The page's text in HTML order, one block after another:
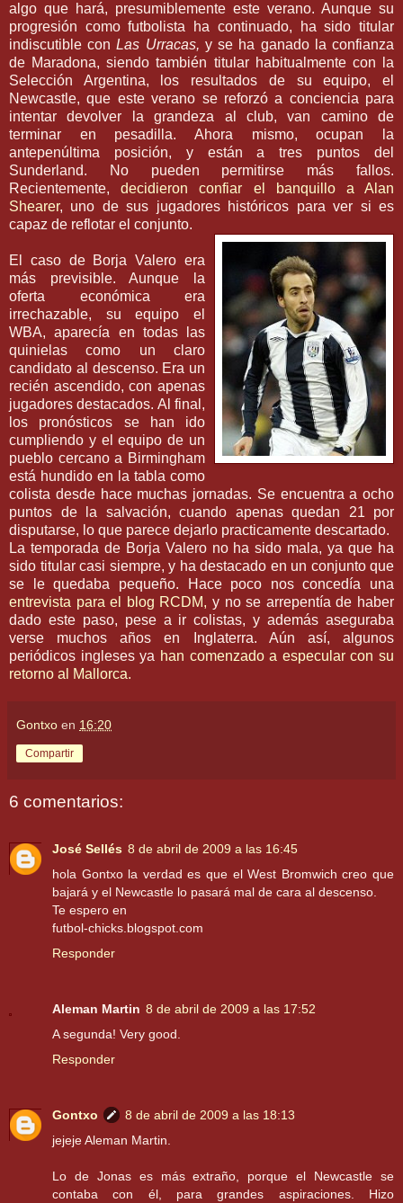
algo que hará, presumiblemente este verano. Aunque su
progresión como futbolista ha continuado, ha sido titular
indiscutible conLas Urracas, y se ha ganado la confianza
de Maradona, siendo también titular habitualmente con la
Selección Argentina, los resultados de su equipo, el
Newcastle, que este verano se reforzó a conciencia para
intentar devolver la grandeza al club, van camino de
terminar en pesadilla. Ahora mismo, ocupan la
antepenúltima posición, y están a tres puntos del
Sunderland. No pueden permitirse más fallos.
Recientemente,decidieron confiar el banquillo aAlan
Shearer, uno de sus jugadores históricos para ver si es
capaz de reflotar el conjunto.
El caso de Borja Valero era
más previsible. Aunque la
oferta económica era
irrechazable, su equipo el
WBA, aparecía en todas las
quinielas como un claro
candidato al descenso. Era un
recién ascendido, con apenas
jugadores destacados. Al final,
los pronósticos se han ido
cumpliendo y el equipo de un
pueblo cercano a Birmingham
está hundido en la tabla como
colista desde hace muchas jornadas. Se encuentra a ocho
puntos de la salvación, cuando apenas quedan 21 por
disputarse, lo que parece dejarlo practicamente descartado.
La temporada de Borja Valerono ha sido mala, ya que ha
sido titular casi siempre, y ha destacado en un conjunto que
se le quedaba pequeño. Hace poco nos concedía una
entrevista para el blog RCDM,y no se arrepentía de haber
dado este paso, pese a ir colistas, y además aseguraba
verse muchos años en Inglaterra. Aún así, algunos
periódicos ingleses ya han comenzado a especular con su
retorno al Mallorca.
Gontxo en 16:20
Compartir
6 comentarios:
José Sellés 8 de abril de 2009 a las 16:45
hola Gontxo la verdad es que el West Bromwich creo que
bajará y el Newcastle lo pasará mal de cara al descenso.
Te espero en
futbol-chicks.blogspot.com
Responder
Aleman Martin 8 de abril de 2009 a las 17:52
A segunda! Very good.
Responder
Gontxo
8 de abril de 2009 a las 18:13
jejeje Aleman Martin.
Lo de Jonas es más extraño, porque el Newcastle se
contaba con él, para grandes aspiraciones. Hizo